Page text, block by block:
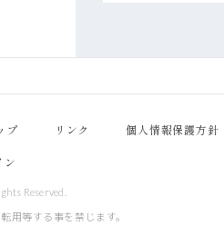
プ リンク 個人情報保護方針
ン
Reserved.
用等する事を禁じます。